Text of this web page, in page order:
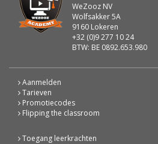
WeZooz NV
Wolfsakker 5A
9160 Lokeren
+32 (0)9 277 10 24
BTW: BE 0892.653.980
Aanmelden
Tarieven
Promotiecodes
Flipping the classroom
Toegang leerkrachten